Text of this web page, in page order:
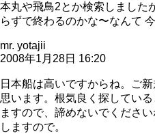
本丸や飛鳥2とか検索しました
らずで終わるのかな〜なんて
mr. yotajii
2008年1月28日 16:20
日本船は高いですからね。ご
思います。根気良く探してい
ますので、諦めないでくださ
しますので。